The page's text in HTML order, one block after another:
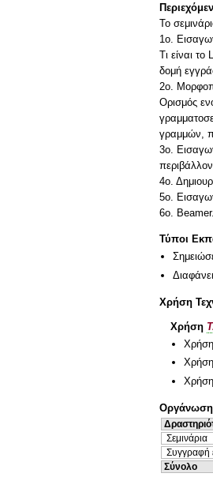
Το
1ο.
Τι είναι
δομή
2ο.
Ορισμός
γραμμών,
3ο.
4ο.
5o.
Τύποι
Χρήση
Χρήση
Σεμινάρια
Συγγραφή
Σύνολο